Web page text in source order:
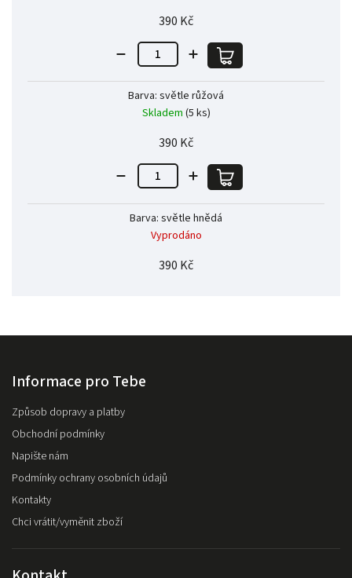
390 Kč
Barva: světle růžová
Skladem (5 ks)
390 Kč
Barva: světle hnědá
Vyprodáno
390 Kč
Informace pro Tebe
Způsob dopravy a platby
Obchodní podmínky
Napište nám
Podmínky ochrany osobních údajů
Kontakty
Chci vrátit/vyměnit zboží